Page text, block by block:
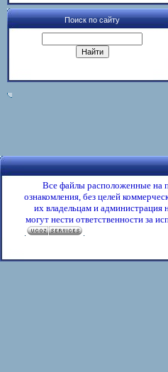
Поиск по сайту
Все файлы расположенные на
ознакомления, без целей
их владельцам и администрация
могут нести ответственности за